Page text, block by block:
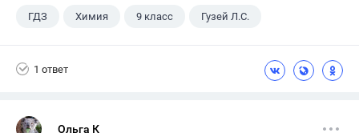
ГДЗ Химия 9 класс Гузей Л.С.
1 ответ
Ольга К